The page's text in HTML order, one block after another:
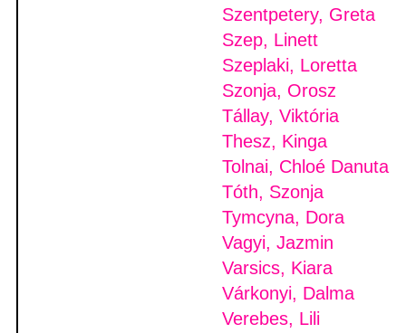
Szentpetery, Greta
Szep, Linett
Szeplaki, Loretta
Szonja, Orosz
Tállay, Viktória
Thesz, Kinga
Tolnai, Chloé Danuta
Tóth, Szonja
Tymcyna, Dora
Vagyi, Jazmin
Varsics, Kiara
Várkonyi, Dalma
Verebes, Lili